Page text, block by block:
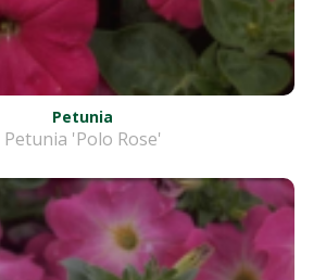
Petunia
Petunia 'Polo Rose'